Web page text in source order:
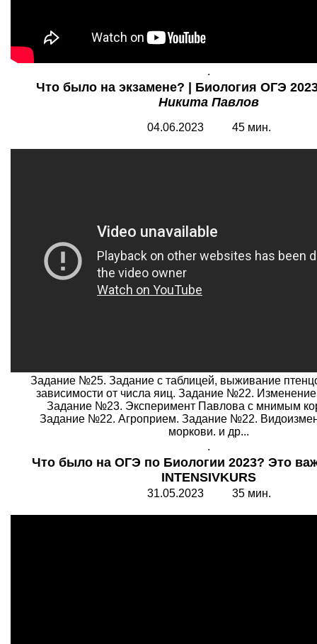
.
Что было на экзамене? | Биология ОГЭ
Никита Павлов
04.06.2023 45 мин.
Задание №25. Задание с таблицей, выживание
зависимости от числа яиц. Задание №22. Изменение
Задание №23. Эксперимент Павлова с мнимым
Задание №22. Агроприем. Задание №22.
моркови. и др...
.
Что было на ОГЭ по Биологии 2023? Это
INTENSIVKURS
31.05.2023 35 мин.